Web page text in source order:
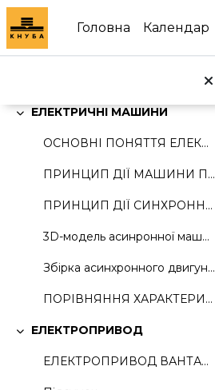
Перейти до головного вмісту
Головна
Календар
МЕТОДИ РОЗРАХУНКУ ЕЛЕКТРИЧНИХ КІЛ ЗМІННОГО СТРУМУ
Згорнути
ЕЛЕКТРИЧНІ МАШИНИ
ОСНОВНІ ПОНЯТТЯ ЕЛЕКТРОМЕХАНІКИ
ПРИНЦИП ДІЇ МАШИНИ ПОСТІЙНОГО СТРУМУ
ПРИНЦИП ДІЇ СИНХРОННИХ І АСИНХРОННИХ МАШИН
3D-модель асинронної машини з короткозамкненим ротором
Збірка асинхронного двигуна з короткозамкненим ротором
ПОРІВНЯННЯ ХАРАКТЕРИСТИК РІЗНИХ ЕЛЕКТРИЧНИХ МАШИН
Згорнути
ЕЛЕКТРОПРИВОД
ЕЛЕКТРОПРИВОД ВАНТАЖОПІДЙОМНИХ МАШИН